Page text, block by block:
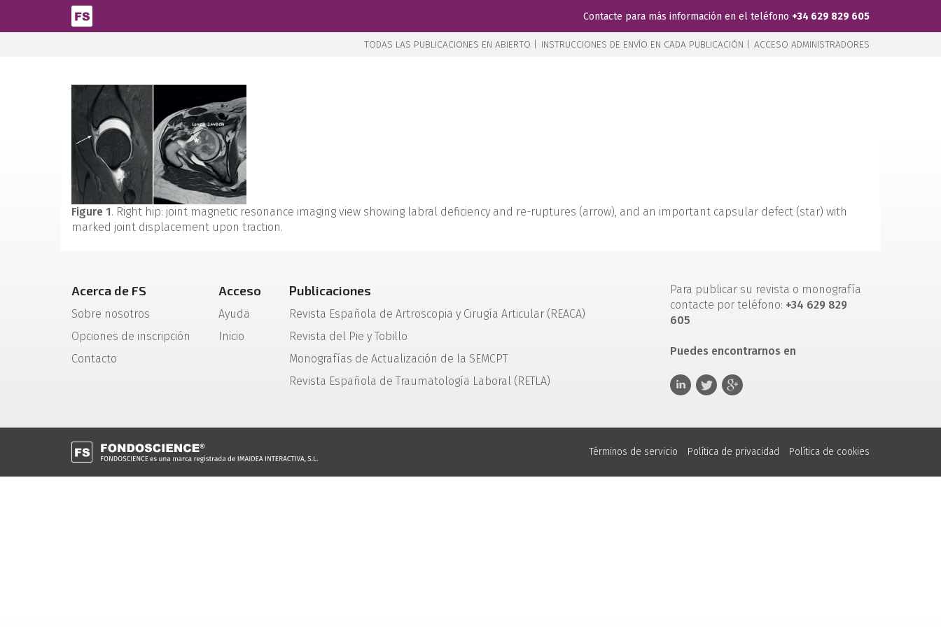
Pasar al contenido principal
Contacte para más información en el teléfono +34 629 829 605
TODAS LAS PUBLICACIONES EN ABIERTO | INSTRUCCIONES DE ENVÍO EN CADA PUBLICACIÓN | ACCESO ADMINISTRADORES
Figure 1. Right hip: joint magnetic resonance imaging view showing labral deficiency and re-ruptures (arrow), and an important capsular defect (star) with
marked joint displacement upon traction.
Acerca de FS
Sobre nosotros
Opciones de inscripción
Contacto
Acceso
Ayuda
Inicio
Publicaciones
Revista Española de Artroscopia y Cirugía Articular (REACA)
Revista del Pie y Tobillo
Monografías de Actualización de la SEMCPT
Revista Española de Traumatología Laboral (RETLA)
Para publicar su revista o monografía
contacte por teléfono: +34 629 829
605
Puedes encontrarnos en
Términos de servicio Política de privacidad Política de cookies